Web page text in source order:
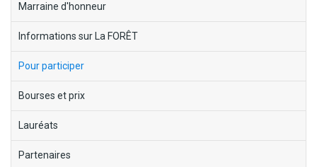
ecorce-
fabuleuse
Marraine d'honneur
Informations sur La FORÊT
Pour participer
Bourses et prix
Lauréats
Partenaires